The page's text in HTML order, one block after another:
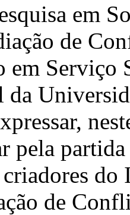
em
de
em Serviço
da
pela
do
de